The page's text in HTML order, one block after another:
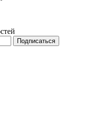
Подписаться